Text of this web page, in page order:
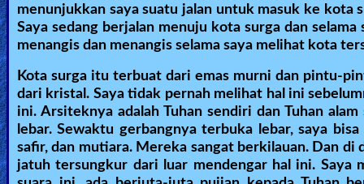
menunjukkan saya suatu jalan untuk masuk ke kota
Saya sedang berjalan menuju kota surga dan
menangis dan menangis selama saya melihat kota
Kota surga itu terbuat dari emas murni dan pintu-
dari kristal. Saya tidak pernah melihat hal ini
ini. Arsiteknya adalah Tuhan sendiri dan Tuhan
lebar. Sewaktu gerbangnya terbuka lebar, saya
safir, dan mutiara. Mereka sangat berkilauan. Dan
jatuh tersungkur dari luar mendengar hal ini. Saya